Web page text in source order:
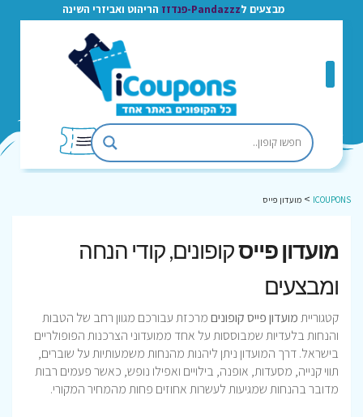
מבצעים ל Pandazzz-פנדזז הריהוט ואביזרי השינה
ICOUPONS
> מועדון פייס
מועדון פייסקופונים, קודי הנחה
ומבצעים
קטגורייתמועדון פייס קופוניםמרכזת עבורכם מגוון רחב של הטבות
והנחות בלעדיות שמבוססות על אחד ממועדוני הצרכנות הפופולריים
בישראל. דרך המועדון ניתן ליהנות מהנחות משמעותיות על שוברים,
תווי קנייה, מסעדות, אופנה, בילויים ואפילו נופש, כאשר פעמים רבות
מדובר בהנחות שמגיעות לעשרות אחוזים פחות מהמחיר המקורי.